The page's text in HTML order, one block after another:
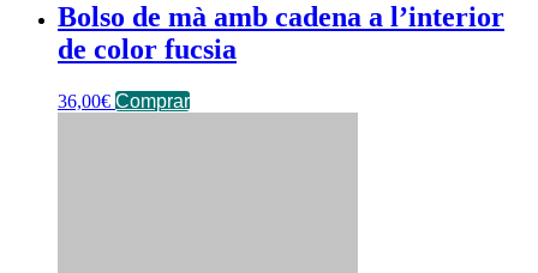
Bolso de mà amb cadena a l’interior
de color fucsia
36,00€ Comprar